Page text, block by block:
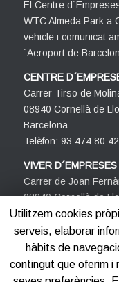
El Centre
WTC Almeda Park a
vehicle i comunicat
´Aeroport de
CENTRE
Carrer Tirso de
08940 Cornellà de
Barcelona
Telèfon: 93 474 80 42
VIVER D´EMPRESES
Carrer de Joan
08940 Cornellà de
Barcelona
Telèfon: 93 474 80 42
Utilitzem cookies
serveis, elaborar
hàbits de
contingut que oferim i